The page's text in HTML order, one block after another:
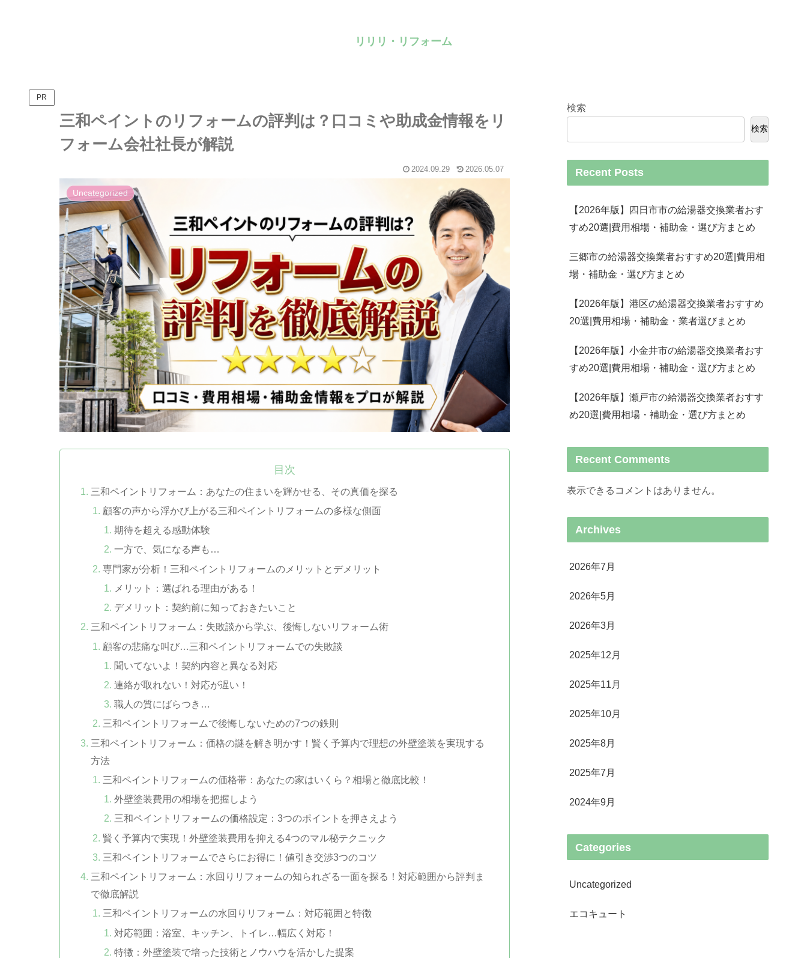
リリリ・リフォーム
PR
三和ペイントのリフォームの評判は？口コミや助成金情報をリ
フォーム会社社長が解説
2024.09.29 2026.05.07
Uncategorized
目次
三和ペイントリフォーム：あなたの住まいを輝かせる、その真価を探る
顧客の声から浮かび上がる三和ペイントリフォームの多様な側面
期待を超える感動体験
一方で、気になる声も…
専門家が分析！三和ペイントリフォームのメリットとデメリット
メリット：選ばれる理由がある！
デメリット：契約前に知っておきたいこと
三和ペイントリフォーム：失敗談から学ぶ、後悔しないリフォーム術
顧客の悲痛な叫び…三和ペイントリフォームでの失敗談
聞いてないよ！契約内容と異なる対応
連絡が取れない！対応が遅い！
職人の質にばらつき…
三和ペイントリフォームで後悔しないための7つの鉄則
三和ペイントリフォーム：価格の謎を解き明かす！賢く予算内で理想の外壁塗装を実現する
方法
三和ペイントリフォームの価格帯：あなたの家はいくら？相場と徹底比較！
外壁塗装費用の相場を把握しよう
三和ペイントリフォームの価格設定：3つのポイントを押さえよう
賢く予算内で実現！外壁塗装費用を抑える4つのマル秘テクニック
三和ペイントリフォームでさらにお得に！値引き交渉3つのコツ
三和ペイントリフォーム：水回りリフォームの知られざる一面を探る！対応範囲から評判ま
で徹底解説
三和ペイントリフォームの水回りリフォーム：対応範囲と特徴
対応範囲：浴室、キッチン、トイレ…幅広く対応！
特徴：外壁塗装で培った技術とノウハウを活かした提案
検索
検索
Recent Posts
【2026年版】四日市市の給湯器交換業者おす
すめ20選|費用相場・補助金・選び方まとめ
三郷市の給湯器交換業者おすすめ20選|費用相
場・補助金・選び方まとめ
【2026年版】港区の給湯器交換業者おすすめ
20選|費用相場・補助金・業者選びまとめ
【2026年版】小金井市の給湯器交換業者おす
すめ20選|費用相場・補助金・選び方まとめ
【2026年版】瀬戸市の給湯器交換業者おすす
め20選|費用相場・補助金・選び方まとめ
Recent Comments
表示できるコメントはありません。
Archives
2026年7月
2026年5月
2026年3月
2025年12月
2025年11月
2025年10月
2025年8月
2025年7月
2024年9月
Categories
Uncategorized
エコキュート